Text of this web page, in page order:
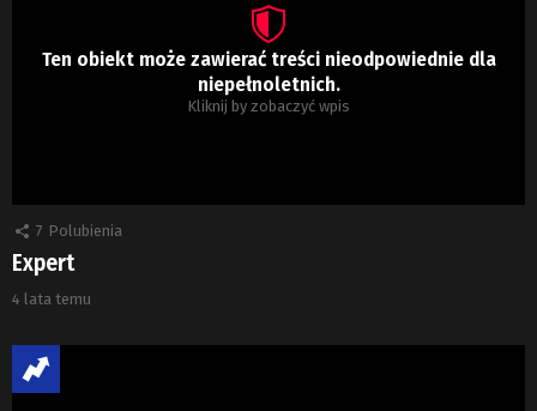
Ten obiekt może zawierać treści nieodpowiednie dla
niepełnoletnich.
Kliknij by zobaczyć wpis
7 Polubienia
Expert
4 lata temu